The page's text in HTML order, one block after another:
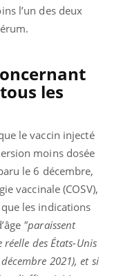
l’un des deux
les
le vaccin injecté
moins dosée
le 6 décembre,
vaccinale (COSV),
les indications
"paraissent
des États-Unis
2021), et si